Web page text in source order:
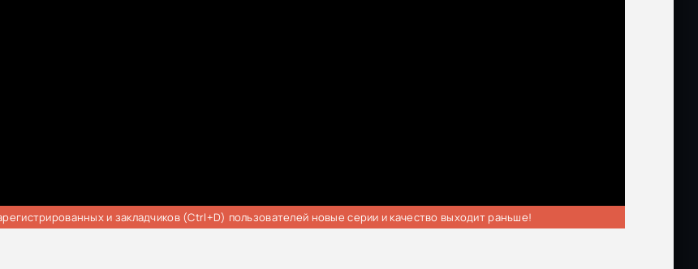
и закладчиков (Ctrl+D) пользователей новые серии и качество выходит раньше!